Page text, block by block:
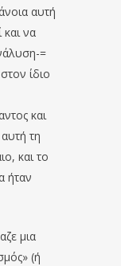
αυτή
να
=
ίδιο
και
τη
και το
ήταν
μια
(ή